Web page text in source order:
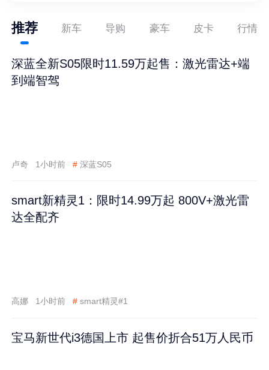
推荐 新车 导购 豪车 皮卡 行情
深蓝全新S05限时11.59万起售：激光雷达+端
到端智驾
卢奇 1小时前 # 深蓝S05
smart新精灵1：限时14.99万起 800V+激光雷
达全配齐
高娜 1小时前 # smart精灵#1
宝马新世代i3德国上市 起售价折合51万人民币